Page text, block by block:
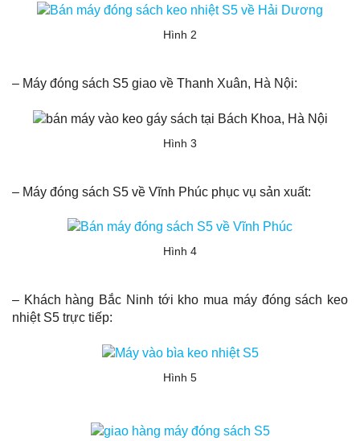
Hình 2
– Máy đóng sách S5 giao về Thanh Xuân, Hà Nội:
Hình 3
– Máy đóng sách S5 về Vĩnh Phúc phục vụ sản xuất:
Hình 4
– Khách hàng Bắc Ninh tới kho mua máy đóng sách keo
nhiệt S5 trực tiếp:
Hình 5